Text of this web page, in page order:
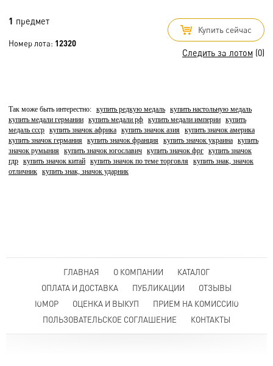
1 предмет
Номер лота: 12320
Купить сейчас
Следить за лотом (0)
Так може быть интерестно: купить редкую медаль
купить настольную медаль
купить медали германии
купить медали рф купить медали империи
купить
медаль ссср
купить значок африка купить значок азия
купить значок америка
купить значок германия
купить значок франция купить значок украина
купить
значок румыния
купить значок югославич купить значок фрг
купить значок
гдр
купить значок китай купить значок по теме торговля
купить знак, значок
отличник
купить знак, значок ударник
ГЛАВНАЯ О КОМПАНИИ
КАТАЛОГ
ОПЛАТА И ДОСТАВКА
ПУБЛИКАЦИИ
ОТЗЫВЫ
ЮМОР
ОЦЕНКА И ВЫКУП
ПРИЕМ НА КОМИССИЮ
ПОЛЬЗОВАТЕЛЬСКОЕ СОГЛАШЕНИЕ
КОНТАКТЫ